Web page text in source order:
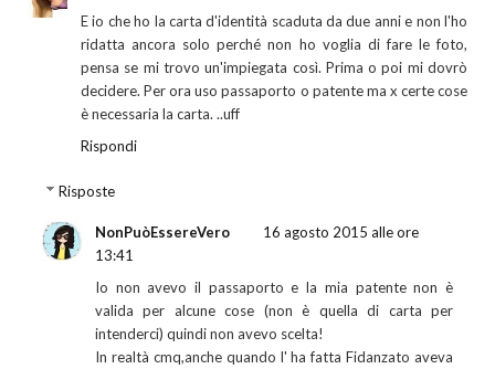
E io che ho la carta d'identità scaduta da due anni e non l'ho
ridatta ancora solo perché non ho voglia di fare le foto,
pensa se mi trovo un'impiegata così. Prima o poi mi dovrò
decidere. Per ora uso passaporto o patente ma x certe cose
è necessaria la carta. ..uff
Rispondi
Risposte
NonPuòEssereVero
16 agosto 2015 alle ore
13:41
Io non avevo il passaporto e la mia patente non è
valida per alcune cose (non è quella di carta per
intenderci) quindi non avevo scelta!
In realtà cmq,anche quando l' ha fatta Fidanzato aveva